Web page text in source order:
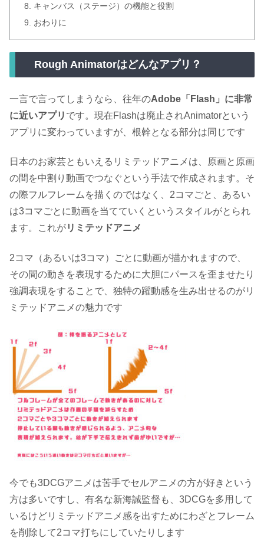
キャンバス（ステージ）の機能と役割
おわりに
Rough Animatorはどんなアプリ？
一言で言ってしまうなら、往年のAdobe「Flash」に非常
に近いアプリ です。現在Flashは廃止されAnimatorという
アプリに変わっていますが、根幹となる部分は同じです
日本のお家芸ともいえるリミテッドアニメは、原画と原画
の間を中割り動画でつなぐという手法で作成されます。そ
の際フルフレームを描くのではなく、2コマごと、あるい
は3コマごとに動画を当てていくというスタイルがとられ
ます。これがリミテッドアニメ
2コマ（あるいは3コマ）ごとに動画が描かれますので、
その間の動きを表現するために大胆にパースを歪ませたり
強調表現をすることで、独特の躍動感を生み出せるのがリ
ミテッドアニメの魅力です
今でも3DCGアニメは苦手でセルアニメの方が好きという
方は多いですし、有名な新海誠監督も、3DCGを多用して
いるけどリミテッドアニメ感を出すためにわざとフレーム
を削除して2コマ打ちにしていたりします